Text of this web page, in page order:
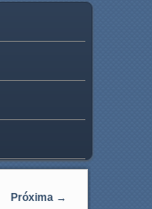
Próxima →